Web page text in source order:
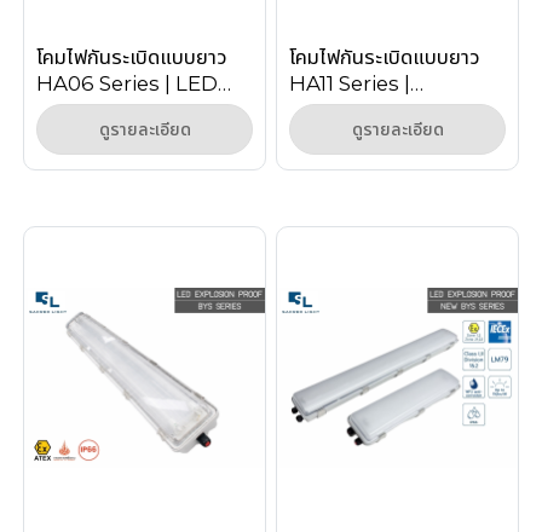
โคมไฟกันระเบิดแบบยาว
HA06 Series | LED
Explosion Proof
Linear Light 20W-
100W
ดูรายละเอียด
โคมไฟกันระเบิดแบบยาว
HA11 Series |
Explosion Proof
Linear Light Zone 1/2
ดูรายละเอียด